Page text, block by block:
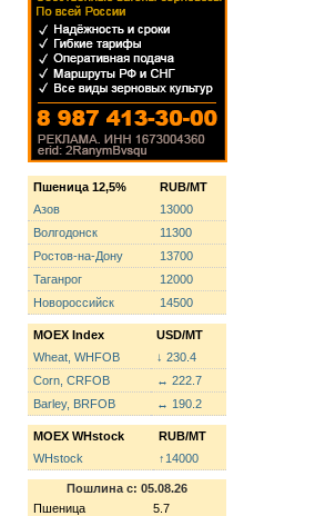
Пшеница 12,5%
RUB/MT
Азов
13000
Волгодонск
11300
Ростов-на-Дону
13700
Таганрог
12000
Новороссийск
14500
MOEX Index
USD/MT
Wheat, WHFOB
↓ 230.4
Corn, CRFOB
↔ 222.7
Barley, BRFOB
↔ 190.2
MOEX WHstock
RUB/MT
WHstock
↑14000
Пошлина с: 05.08.26
Пшеница
5.7